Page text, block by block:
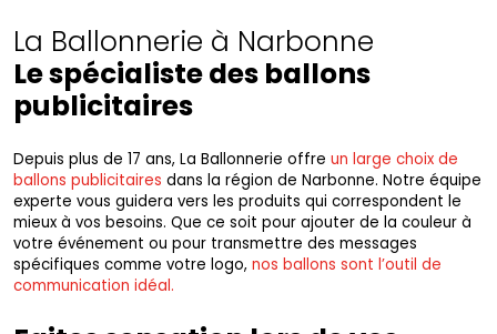
La Ballonnerie à Narbonne
Le spécialiste des ballons
publicitaires
Depuis plus de 17 ans, La Ballonnerie offre un large choix de
ballons publicitaires dans la région de Narbonne. Notre équipe
experte vous guidera vers les produits qui correspondent le
mieux à vos besoins. Que ce soit pour ajouter de la couleur à
votre événement ou pour transmettre des messages
spécifiques comme votre logo, nos ballons sont l’outil de
communication idéal.